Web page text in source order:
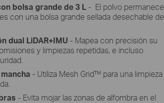
bolsa grande de 3 L - El polvo permanece
con una bolsa grande sellada desechable de
dual LiDAR+IMU - Mapea con precisión su
y limpiezas repetidas, e incluso
- Utiliza Mesh Grid™ para una limpieza
- Evita mojar las zonas de alfombra en el